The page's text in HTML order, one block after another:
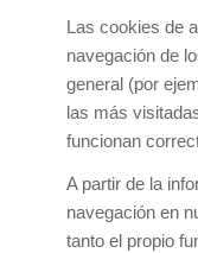
Las cookies de
navegación de
general (por
las más
funcionan
A partir de la
navegación en
tanto el propio